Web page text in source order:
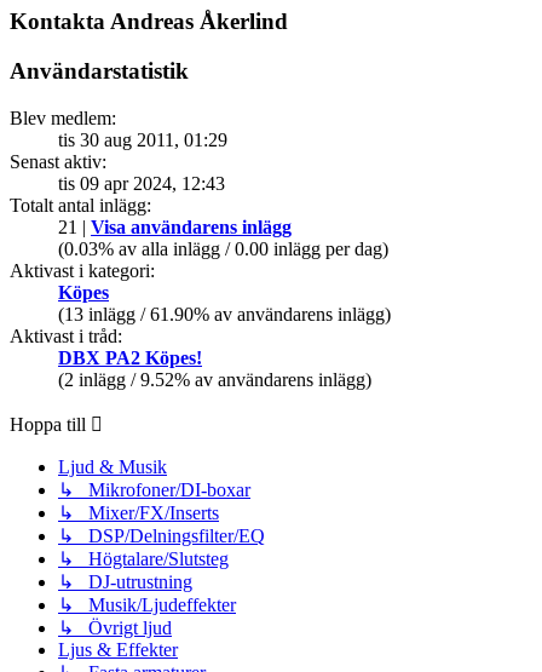
Kontakta Andreas Åkerlind
Användarstatistik
Blev medlem:
tis 30 aug 2011, 01:29
Senast aktiv:
tis 09 apr 2024, 12:43
Totalt antal inlägg:
21 | Visa användarens inlägg
(0.03% av alla inlägg / 0.00 inlägg per dag)
Aktivast i kategori:
Köpes
(13 inlägg / 61.90% av användarens inlägg)
Aktivast i tråd:
DBX PA2 Köpes!
(2 inlägg / 9.52% av användarens inlägg)
Hoppa till
Ljud & Musik
↳ Mikrofoner/DI-boxar
↳ Mixer/FX/Inserts
↳ DSP/Delningsfilter/EQ
↳ Högtalare/Slutsteg
↳ DJ-utrustning
↳ Musik/Ljudeffekter
↳ Övrigt ljud
Ljus & Effekter